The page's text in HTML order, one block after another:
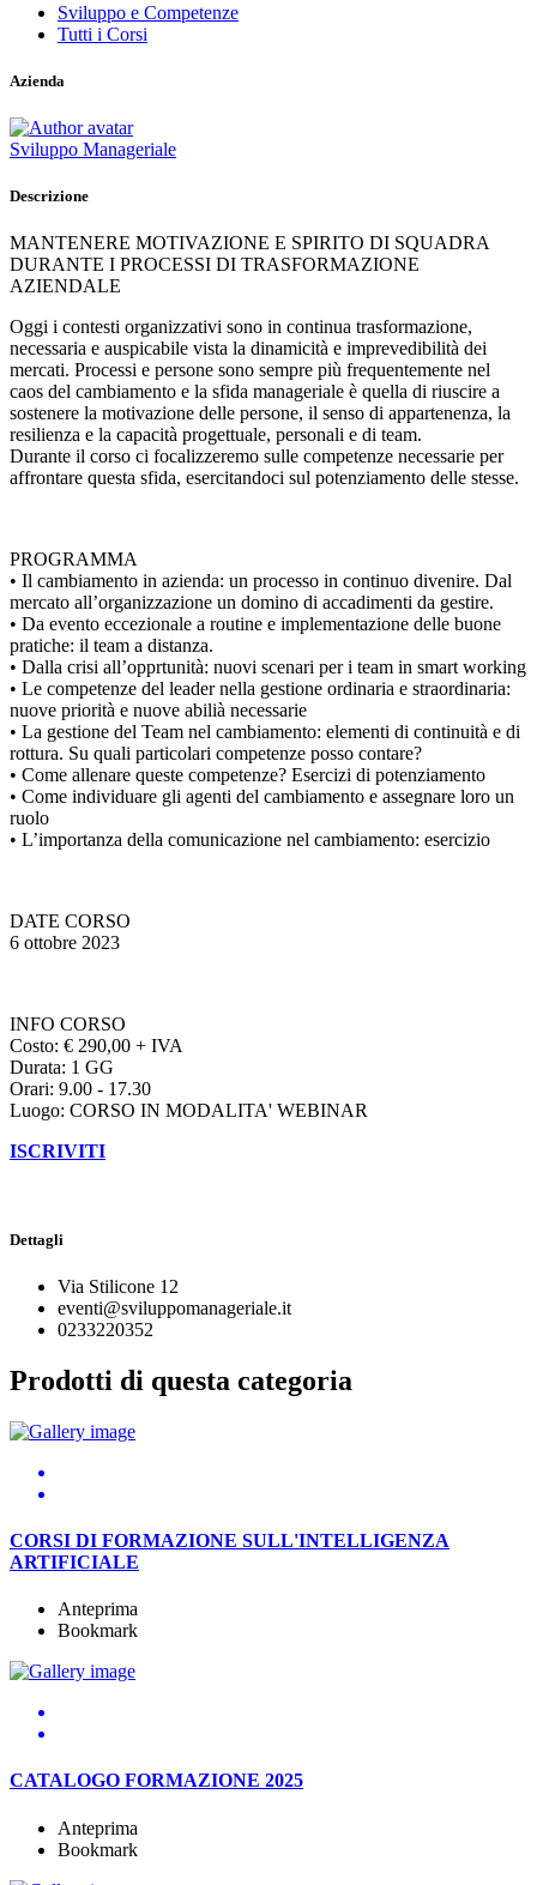
Sviluppo e Competenze
Tutti i Corsi
Azienda
Sviluppo Manageriale
Descrizione
MANTENERE MOTIVAZIONE E SPIRITO DI SQUADRA
DURANTE I PROCESSI DI TRASFORMAZIONE
AZIENDALE
Oggi i contesti organizzativi sono in continua trasformazione,
necessaria e auspicabile vista la dinamicità e imprevedibilità dei
mercati. Processi e persone sono sempre più frequentemente nel
caos del cambiamento e la sfida manageriale è quella di riuscire a
sostenere la motivazione delle persone, il senso di appartenenza, la
resilienza e la capacità progettuale, personali e di team.
Durante il corso ci focalizzeremo sulle competenze necessarie per
affrontare questa sfida, esercitandoci sul potenziamento delle stesse.
PROGRAMMA
• Il cambiamento in azienda: un processo in continuo divenire. Dal
mercato all’organizzazione un domino di accadimenti da gestire.
• Da evento eccezionale a routine e implementazione delle buone
pratiche: il team a distanza.
• Dalla crisi all’opprtunità: nuovi scenari per i team in smart working
• Le competenze del leader nella gestione ordinaria e straordinaria:
nuove priorità e nuove abilià necessarie
• La gestione del Team nel cambiamento: elementi di continuità e di
rottura. Su quali particolari competenze posso contare?
• Come allenare queste competenze? Esercizi di potenziamento
• Come individuare gli agenti del cambiamento e assegnare loro un
ruolo
• L’importanza della comunicazione nel cambiamento: esercizio
DATE CORSO
6 ottobre 2023
INFO CORSO
Costo: € 290,00 + IVA
Durata: 1 GG
Orari: 9.00 - 17.30
Luogo: CORSO IN MODALITA' WEBINAR
ISCRIVITI
Dettagli
Via Stilicone 12
eventi@sviluppomanageriale.it
0233220352
Prodotti di questa categoria
CORSI DI FORMAZIONE SULL'INTELLIGENZA
ARTIFICIALE
Anteprima
Bookmark
CATALOGO FORMAZIONE 2025
Anteprima
Bookmark